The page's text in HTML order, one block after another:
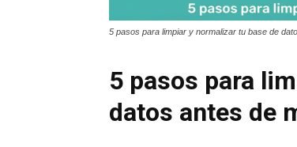
5 pasos para limpiar y normalizar tu base de
5 pasos para
datos antes de